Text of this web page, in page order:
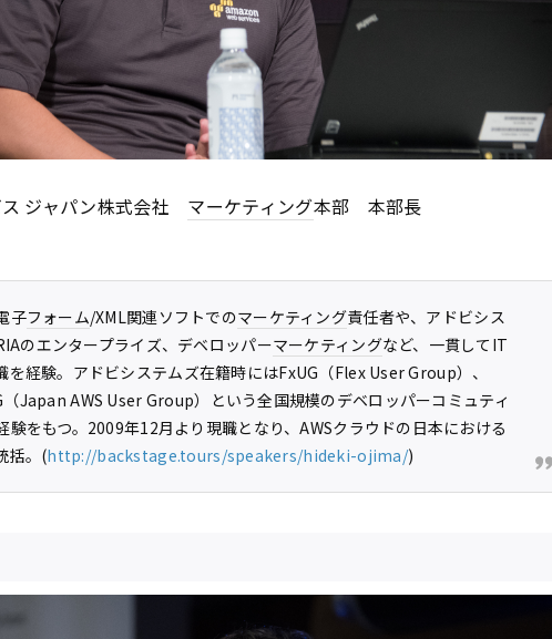
ジャパン株式会社 マーケティング本部 本部長
子フォーム/XML関連ソフトでのマーケティング責任者や、アドビシス
のエンタープライズ、デベロッパーマーケティングなど、一貫してIT
を経験。アドビシステムズ在籍時にはFxUG（Flex User Group）、
（Japan AWS User Group）という全国規模のデベロッパーコミュティ
験をもつ。2009年12月より現職となり、AWSクラウドの日本における
括。(http://backstage.tours/speakers/hideki-ojima/)